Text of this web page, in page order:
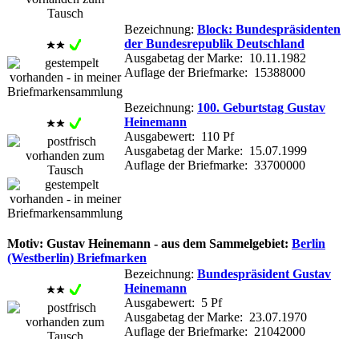
Bezeichnung: Block: Bundespräsidenten
der Bundesrepublik Deutschland
Ausgabetag der Marke: 10.11.1982
Auflage der Briefmarke: 15388000
Bezeichnung: 100. Geburtstag Gustav
Heinemann
Ausgabewert: 110 Pf
Ausgabetag der Marke: 15.07.1999
Auflage der Briefmarke: 33700000
Motiv: Gustav Heinemann - aus dem Sammelgebiet: Berlin
(Westberlin) Briefmarken
Bezeichnung: Bundespräsident Gustav
Heinemann
Ausgabewert: 5 Pf
Ausgabetag der Marke: 23.07.1970
Auflage der Briefmarke: 21042000